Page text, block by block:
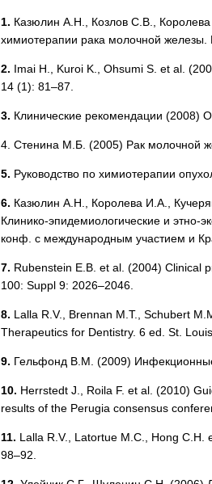
1. Казюлин А.Н., Козлов С.В.,
химиотерапии рака молочной железы.
2. Imai H., Kuroi K., Ohsumi S. et al.
14 (1): 81–87.
3. Клинические рекомендации
4. Стенина М.Б. (2005) Рак молочной
5. Руководство по химиотерапии
6. Казюлин А.Н., Королева И.А.,
Клинико-эпидемиологические и этно-
конф. с международным участием и
7. Rubenstein E.B. et al. (2004) Clinical
100: Suppl 9: 2026–2046.
8. Lalla R.V., Brennan M.T., Schubert
Therapeutics for Dentistry. 6 ed. St.
9. Гельфонд В.М. (2009) Инфекционные
10. Herrstedt J., Roila F. et al. (2010)
results of the Perugia consensus
11. Lalla R.V., Latortue M.C., Hong
98–92.